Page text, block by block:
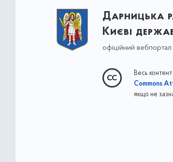
Дарницька
Києві
офіційний вебпортал
Весь
Commons
якщо не